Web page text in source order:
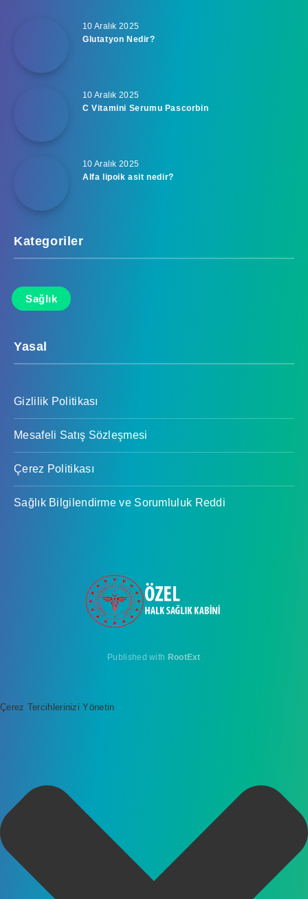
10 Aralık 2025
Glutatyon Nedir?
10 Aralık 2025
C Vitamini Serumu Pascorbin
10 Aralık 2025
Alfa lipoik asit nedir?
Kategoriler
Sağlık
Yasal
Gizlilik Politikası
Mesafeli Satış Sözleşmesi
Çerez Politikası
Sağlık Bilgilendirme ve Sorumluluk Reddi
Published with RootExt
Çerez Tercihlerinizi Yönetin